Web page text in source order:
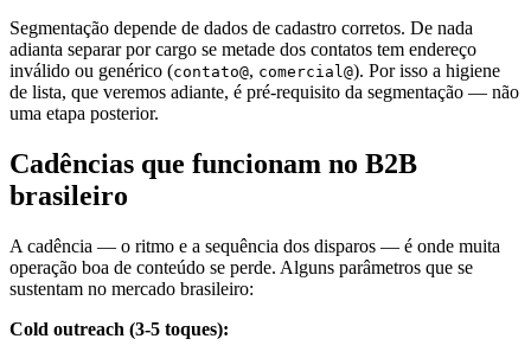
Segmentação depende de dados de cadastro corretos. De nada
adianta separar por cargo se metade dos contatos tem endereço
inválido ou genérico (contato@, comercial@). Por isso a higiene
de lista, que veremos adiante, é pré-requisito da segmentação — não
uma etapa posterior.
Cadências que funcionam no B2B
brasileiro
A cadência — o ritmo e a sequência dos disparos — é onde muita
operação boa de conteúdo se perde. Alguns parâmetros que se
sustentam no mercado brasileiro:
Cold outreach (3-5 toques):